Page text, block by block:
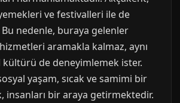
ve festivalleri ile de
Bu nedenle, buraya gelenler
aramakla kalmaz, aynı
de deneyimlemek ister.
yaşam, sıcak ve samimi bir
insanları bir araya getirmektedir.